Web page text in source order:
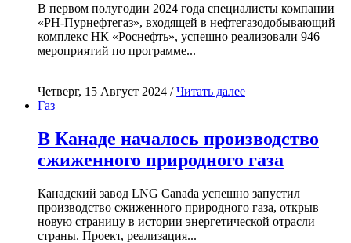
В первом полугодии 2024 года специалисты компании
«РН-Пурнефтегаз», входящей в нефтегазодобывающий
комплекс НК «Роснефть», успешно реализовали 946
мероприятий по программе...
Четверг, 15 Август 2024 /Читать далее
Газ
В Канаде началось производство
сжиженного природного газа
Канадский завод LNG Canada успешно запустил
производство сжиженного природного газа, открыв
новую страницу в истории энергетической отрасли
страны. Проект, реализация...